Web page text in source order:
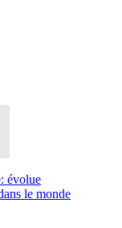
évolue
le monde